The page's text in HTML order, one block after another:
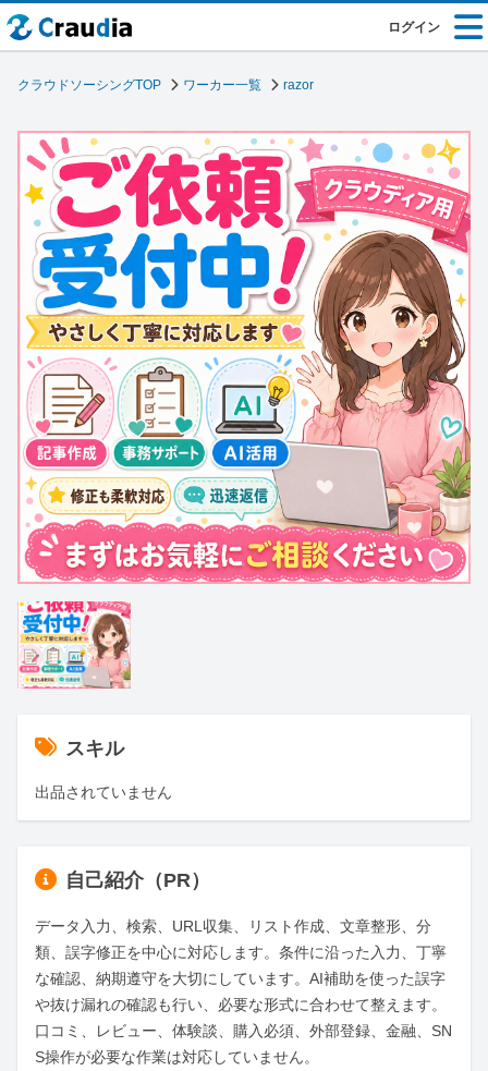
ログイン
クラウドソーシングTOP ワーカー一覧 razor
スキル
出品されていません
自己紹介（PR）
データ入力、検索、URL収集、リスト作成、文章整形、分
類、誤字修正を中心に対応します。条件に沿った入力、丁寧
な確認、納期遵守を大切にしています。AI補助を使った誤字
や抜け漏れの確認も行い、必要な形式に合わせて整えます。
口コミ、レビュー、体験談、購入必須、外部登録、金融、SN
S操作が必要な作業は対応していません。